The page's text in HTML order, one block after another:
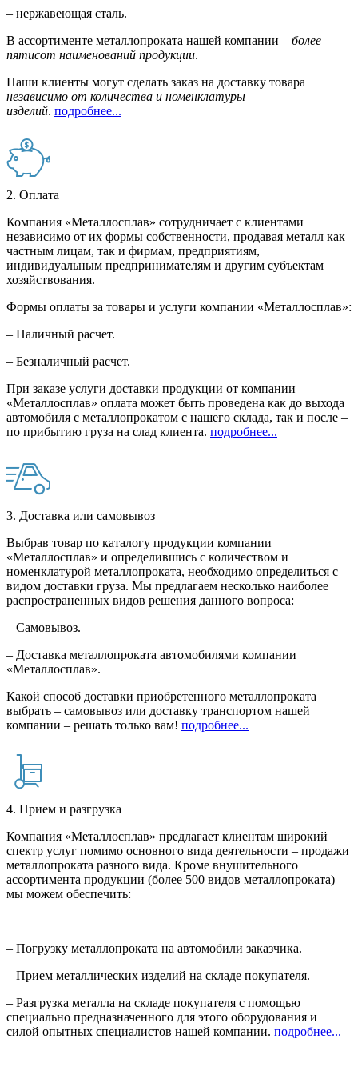
– нержавеющая сталь.
В ассортименте металлопроката нашей компании – более
пятисот наименований продукции.
Наши клиенты могут сделать заказ на доставку товара
независимо от количества и номенклатуры
изделий. подробнее...
2. Оплата
Компания «Металлосплав» сотрудничает с клиентами
независимо от их формы собственности, продавая металл как
частным лицам, так и фирмам, предприятиям,
индивидуальным предпринимателям и другим субъектам
хозяйствования.
Формы оплаты за товары и услуги компании «Металлосплав»:
– Наличный расчет.
– Безналичный расчет.
При заказе услуги доставки продукции от компании
«Металлосплав» оплата может быть проведена как до выхода
автомобиля с металлопрокатом с нашего склада, так и после –
по прибытию груза на слад клиента. подробнее...
3. Доставка или самовывоз
Выбрав товар по каталогу продукции компании
«Металлосплав» и определившись с количеством и
номенклатурой металлопроката, необходимо определиться с
видом доставки груза. Мы предлагаем несколько наиболее
распространенных видов решения данного вопроса:
– Самовывоз.
– Доставка металлопроката автомобилями компании
«Металлосплав».
Какой способ доставки приобретенного металлопроката
выбрать – самовывоз или доставку транспортом нашей
компании – решать только вам! подробнее...
4. Прием и разгрузка
Компания «Металлосплав» предлагает клиентам широкий
спектр услуг помимо основного вида деятельности – продажи
металлопроката разного вида. Кроме внушительного
ассортимента продукции (более 500 видов металлопроката)
мы можем обеспечить:
– Погрузку металлопроката на автомобили заказчика.
– Прием металлических изделий на складе покупателя.
– Разгрузка металла на складе покупателя с помощью
специально предназначенного для этого оборудования и
силой опытных специалистов нашей компании. подробнее...